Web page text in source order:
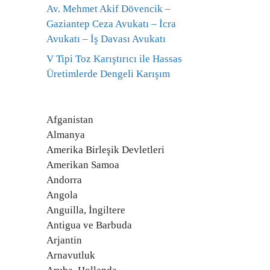
Av. Mehmet Akif Dövencik –
Gaziantep Ceza Avukatı – İcra
Avukatı – İş Davası Avukatı
V Tipi Toz Karıştırıcı ile Hassas
Üretimlerde Dengeli Karışım
Afganistan
Almanya
Amerika Birleşik Devletleri
Amerikan Samoa
Andorra
Angola
Anguilla, İngiltere
Antigua ve Barbuda
Arjantin
Arnavutluk